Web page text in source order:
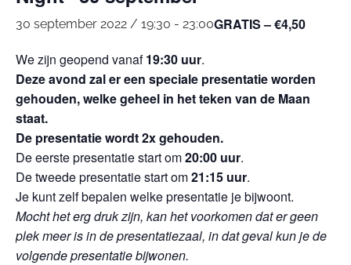
30 september 2022 / 19:30 - 23:00GRATIS – €4,50
We zijn geopend vanaf19:30 uur.
Deze avond zal er een speciale presentatie worden
gehouden, welke geheel in het teken van de Maan
staat.
De presentatie wordt 2x gehouden.
De eerste presentatie start om20:00 uur.
De tweede presentatie start om21:15 uur.
Je kunt zelf bepalen welke presentatie je bijwoont.
Mocht het erg druk zijn, kan het voorkomen dat er geen
plek meer is in de presentatiezaal, in dat geval kun je de
volgende presentatie bijwonen.